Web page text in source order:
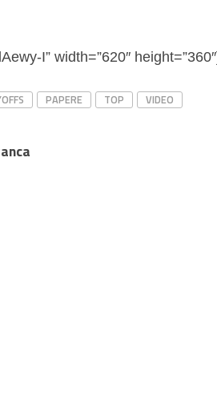
I” width=”620″
PAPERE TOP VIDEO